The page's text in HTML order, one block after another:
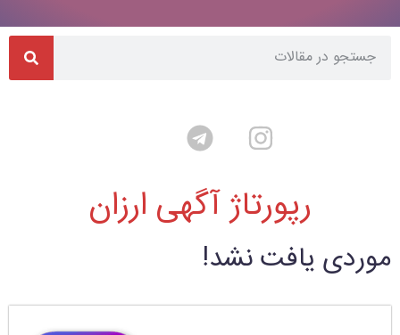
رپورتاژ آگهی ارزان
موردی یافت نشد!